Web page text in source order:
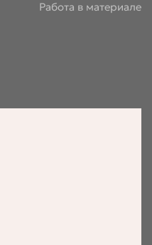
Работа в материале